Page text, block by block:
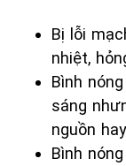
Bị lỗi
nhiệt,
Bình
sáng
nguồn
Bình